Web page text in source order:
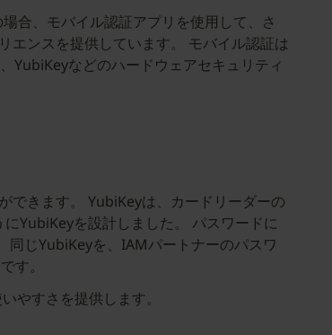
合、モバイル認証アプリを使用して、さ
エンスを提供しています。 モバイル認証は
YubiKeyなどのハードウェアセキュリティ
できます。 YubiKeyは、カードリーダーの
YubiKeyを設計しました。 パスワードに
同じYubiKeyを、IAMパートナーのパスワ
す。
やすさを提供します。